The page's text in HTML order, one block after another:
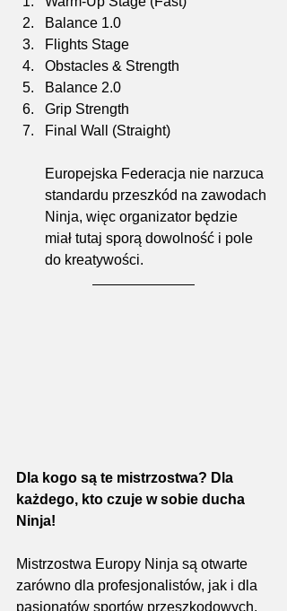
Balance 1.0
Flights Stage
Obstacles & Strength
Balance 2.0
Grip Strength
Final Wall (Straight)
Europejska Federacja nie narzuca
standardu przeszkód na zawodach
Ninja, więc organizator będzie
miał tutaj sporą dowolność i pole
do kreatywości.
Dla kogo są te mistrzostwa? Dla
każdego, kto czuje w sobie ducha
Ninja!
Mistrzostwa Europy Ninja są otwarte
zarówno dla profesjonalistów, jak i dla
pasjonatów sportów przeszkodowych.